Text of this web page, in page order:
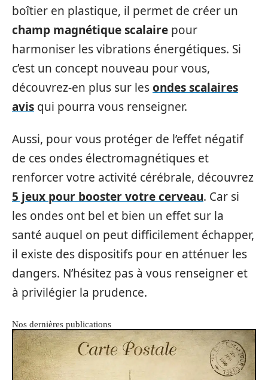
boîtier en plastique, il permet de créer un
champ magnétique scalaire pour
harmoniser les vibrations énergétiques. Si
c’est un concept nouveau pour vous,
découvrez-en plus sur lesondes scalaires
avis qui pourra vous renseigner.
Aussi, pour vous protéger de l’effet négatif
de ces ondes électromagnétiques et
renforcer votre activité cérébrale, découvrez
5 jeux pour booster votre cerveau. Car si
les ondes ont bel et bien un effet sur la
santé auquel on peut difficilement échapper,
il existe des dispositifs pour en atténuer les
dangers. N’hésitez pas à vous renseigner et
à privilégier la prudence.
Nos dernières publications